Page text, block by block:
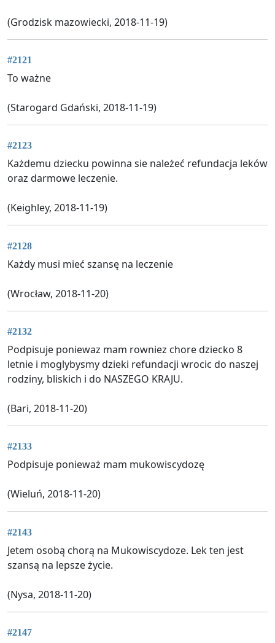
(Grodzisk mazowiecki, 2018-11-19)
#2121
To ważne
(Starogard Gdański, 2018-11-19)
#2123
Każdemu dziecku powinna sie należeć refundacja leków
oraz darmowe leczenie.
(Keighley, 2018-11-19)
#2128
Każdy musi mieć szansę na leczenie
(Wrocław, 2018-11-20)
#2132
Podpisuje poniewaz mam rowniez chore dziecko 8
letnie i moglybysmy dzieki refundacji wrocic do naszej
rodziny, bliskich i do NASZEGO KRAJU.
(Bari, 2018-11-20)
#2133
Podpisuje ponieważ mam mukowiscydozę
(Wieluń, 2018-11-20)
#2143
Jetem osobą chorą na Mukowiscydoze. Lek ten jest
szansą na lepsze życie.
(Nysa, 2018-11-20)
#2147